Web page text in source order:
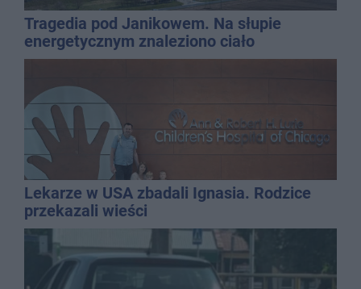
Tragedia pod Janikowem. Na słupie
energetycznym znaleziono ciało
mężczyzny
Lekarze w USA zbadali Ignasia. Rodzice
przekazali wieści